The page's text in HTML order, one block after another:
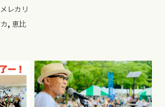
メレカリ
, 恵比